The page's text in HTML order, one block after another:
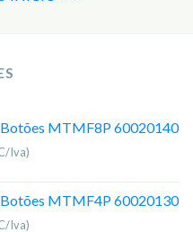
MTMF8P 60020140
Iva)
MTMF4P 60020130
Iva)